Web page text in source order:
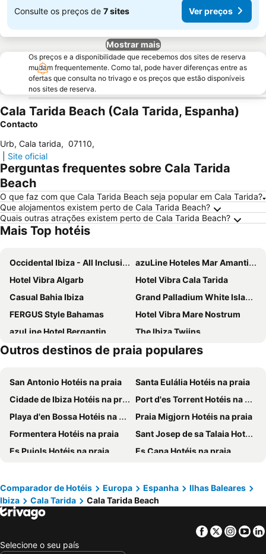
Consulte os preços de 7 sites Ver preços
Mostrar mais
Os preços e a disponibilidade que recebemos dos sites de reserva
mudam frequentemente. Como tal, pode haver diferenças entre as
ofertas que consulta no trivago e os preços que estão disponíveis
nos sites de reserva.
Cala Tarida Beach (Cala Tarida, Espanha)
Contacto
Urb, Cala tarida, 07110,
Site oficial
Perguntas frequentes sobre Cala Tarida
Beach
O que faz com que Cala Tarida Beach seja popular em Cala Tarida?
Que alojamentos existem perto de Cala Tarida Beach?
Quais outras atrações existem perto de Cala Tarida Beach?
Mais Top hotéis
Occidental Ibiza - All Inclusive
azuLine Hoteles Mar Amantis & II
Hotel Vibra Algarb
Hotel Vibra Cala Tarida
Casual Bahia Ibiza
Grand Palladium White Island Resort & Spa
FERGUS Style Bahamas
Hotel Vibra Mare Nostrum
azuLine Hotel Bergantin
The Ibiza Twiins
azuLine Hotel Pacific
Hotel Vibra Riviera
INNSiDE by Meliá Ibiza Beach
Hotel Royal Plaza
azuLine Hotel S'Anfora & Fleming
Hotel Vibra San Remo
Eurostars Ibiza
Ushuaia Ibiza Beach Hotel - Adults Only
Rosamar Ibiza Hotel
Hotel Tropical
Coral Star Hotel & Apartments
Grand Palladium Select Palace Ibiza
TRS Ibiza Hotel
Hostal Marí
Hotel Orosol by Typic Hotels
Hotel Arenal
Amàre Beach Hotel Ibiza
Ryans La Marina
Outros destinos de praia populares
San Antonio Hotéis na praia
Santa Eulália Hotéis na praia
Cidade de Ibiza Hotéis na praia
Port d'es Torrent Hotéis na praia
Playa d'en Bossa Hotéis na praia
Praia Migjorn Hotéis na praia
Formentera Hotéis na praia
Sant Josep de sa Talaia Hotéis na praia
Es Pujols Hotéis na praia
Es Cana Hotéis na praia
Puerto de San Miguel Hotéis na praia
Cala San Vicente Hotéis na praia
Figueretas Hotéis na praia
Cala Tarida Hotéis na praia
Cala Llonga Hotéis na praia
Javea Hotéis na praia
Comparador de Hotéis Europa Espanha
Ilhas Baleares
Ibiza
Cala Tarida Cala Tarida Beach
Facebook
Twitter
Selecione o seu país